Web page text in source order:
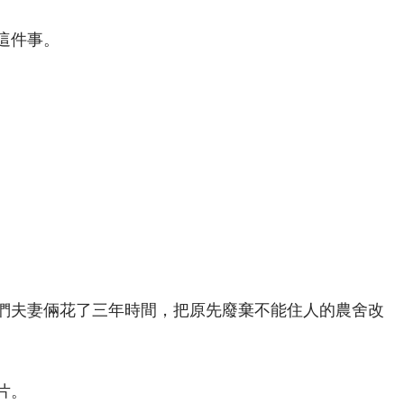
事。
妻倆花了三年時間，把原先廢棄不能住人的農舍改